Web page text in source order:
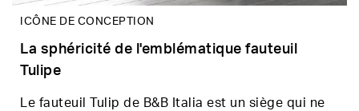
ICÔNE DE CONCEPTION
La sphéricité de l'emblématique fauteuil
Tulipe
Le fauteuil Tulip de B&B Italia est un siège qui ne